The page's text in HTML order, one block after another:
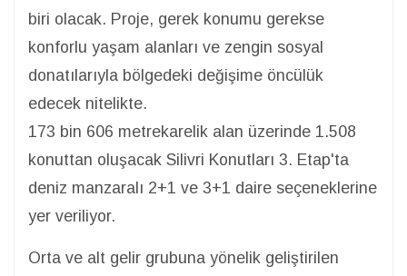
biri olacak. Proje, gerek konumu gerekse
konforlu yaşam alanları ve zengin sosyal
donatılarıyla bölgedeki değişime öncülük
edecek nitelikte.
173 bin 606 metrekarelik alan üzerinde 1.508
konuttan oluşacak Silivri Konutları 3. Etap'ta
deniz manzaralı 2+1 ve 3+1 daire seçeneklerine
yer veriliyor.
Orta ve alt gelir grubuna yönelik geliştirilen